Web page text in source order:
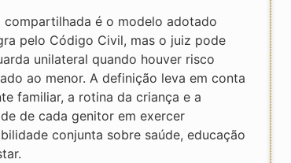
compartilhada é o modelo adotado
pelo Código Civil, mas o juiz pode
unilateral quando houver risco
ao menor. A definição leva em conta
familiar, a rotina da criança e a
de cada genitor em exercer
conjunta sobre saúde, educação